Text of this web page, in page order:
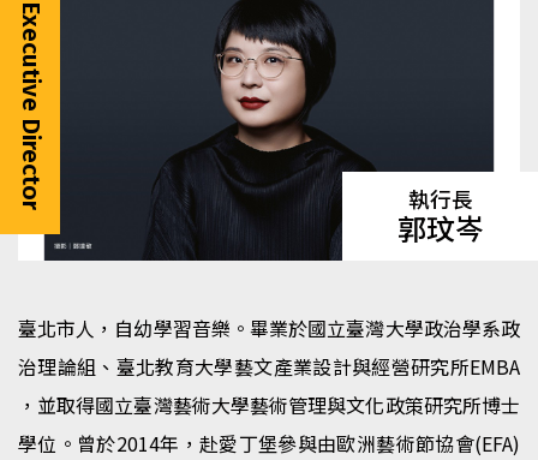
Executive Director 執行長
郭玟岑
臺北市人，自幼學習音樂。畢業於國立臺灣大學政治學系政
治理論組、臺北教育大學藝文產業設計與經營研究所EMBA
，並取得國立臺灣藝術大學藝術管理與文化政策研究所博士
學位。曾於2014年，赴愛丁堡參與由歐洲藝術節協會(EFA)